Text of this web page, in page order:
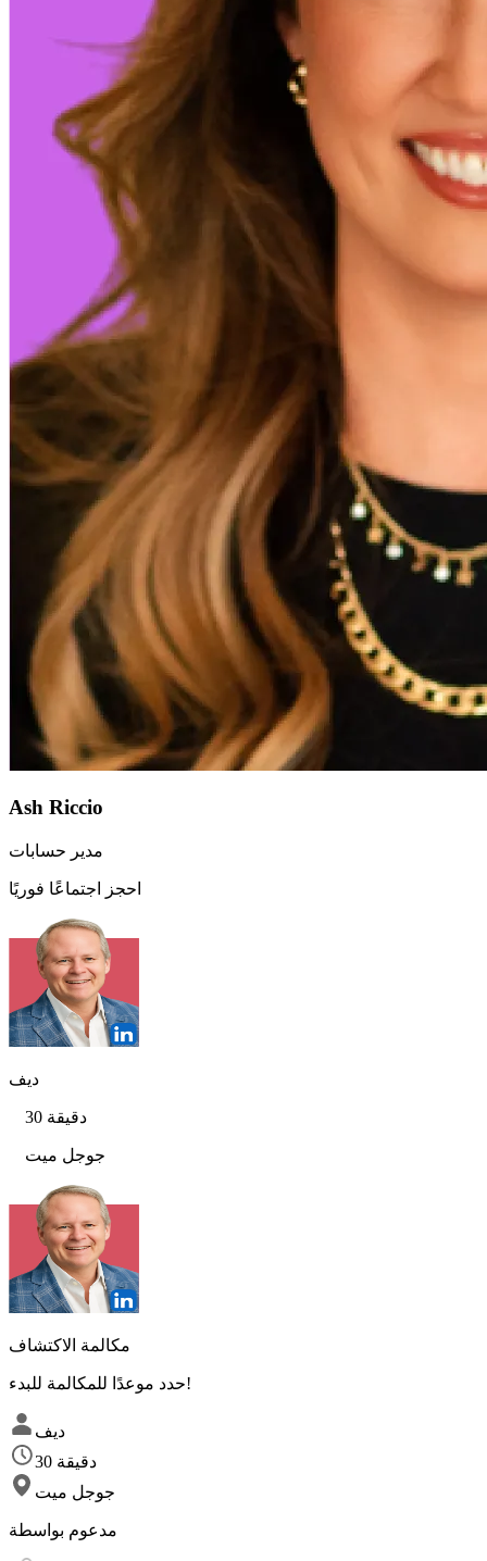
Ash Riccio
مدير حسابات
احجز اجتماعًا فوريًا
ديف
30 دقيقة
جوجل ميت
مكالمة الاكتشاف
حدد موعدًا للمكالمة للبدء!
ديف
30 دقيقة
جوجل ميت
مدعوم بواسطة